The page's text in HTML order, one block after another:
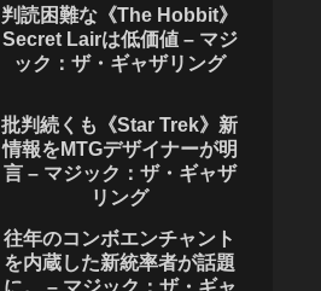
判読困難な《The Hobbit》
Secret Lairは低価値 – マジ
ック：ザ・ギャザリング
批判続くも《Star Trek》新
情報をMTGデザイナーが明
言 – マジック：ザ・ギャザ
リング
往年のコンボエンチャント
を内蔵した新統率者が話題